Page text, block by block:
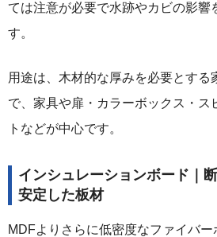
ては注意が必要で水跡やカビの影響
す。
用途は、木材的な厚みを必要とする
で、家具や扉・カラーボックス・ス
トなどが中心です。
インシュレーションボード｜
安定した板材
MDFよりさらに低密度なファイバー